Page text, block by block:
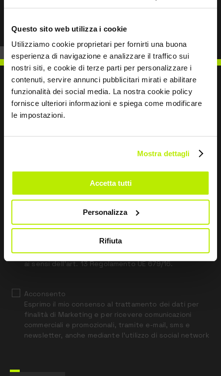
Questo sito web utilizza i cookie
Utilizziamo cookie proprietari per fornirti una buona
esperienza di navigazione e analizzare il traffico sui
nostri siti, e cookie di terze parti per personalizzare i
contenuti, servire annunci pubblicitari mirati e abilitare
funzionalità dei social media. La nostra cookie policy
fornisce ulteriori informazioni e spiega come modificare
le impostazioni.
Mostra dettagli
Accetta tutti
Personalizza
Rifiuta
Leave
field
blank
*Ho letto l’Informativa Privacy
ai sensi dell’art. 13 Regolamento UE 679/16.
Acconsento
Esprimo il mio consenso al trattamento dei dati per
finalità di Marketing e per ricevere comunicazioni
commerciali e promozionali, tramite e-mail, sms e
newsletter, anche mediante l’utilizzo di social network